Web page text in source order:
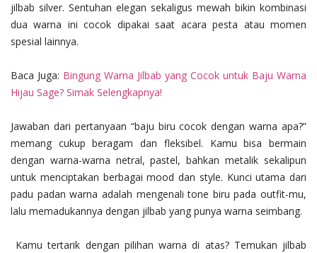
jilbab silver. Sentuhan elegan sekaligus mewah bikin kombinasi
dua warna ini cocok dipakai saat acara pesta atau momen
spesial lainnya.
Baca Juga: Bingung Warna Jilbab yang Cocok untuk Baju Warna
Hijau Sage? Simak Selengkapnya!
Jawaban dari pertanyaan “baju biru cocok dengan warna apa?”
memang cukup beragam dan fleksibel. Kamu bisa bermain
dengan warna-warna netral, pastel, bahkan metalik sekalipun
untuk menciptakan berbagai mood dan style. Kunci utama dari
padu padan warna adalah mengenali tone biru pada outfit-mu,
lalu memadukannya dengan jilbab yang punya warna seimbang.
Kamu tertarik dengan pilihan warna di atas? Temukan jilbab